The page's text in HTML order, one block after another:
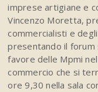
imprese artigiane e
Vincenzo Moretta,
commercialisti e
presentando il forum
favore delle Mpmi
commercio che si
ore 9,30 nella sala